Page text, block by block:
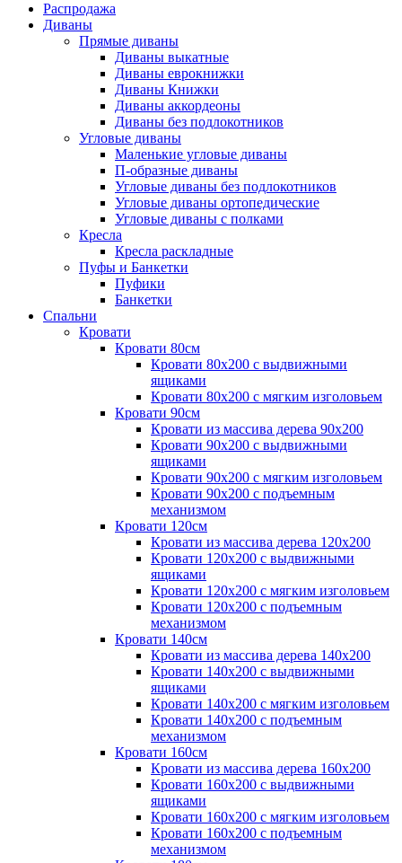
Распродажа
Диваны
Прямые диваны
Диваны выкатные
Диваны еврокнижки
Диваны Книжки
Диваны аккордеоны
Диваны без подлокотников
Угловые диваны
Маленькие угловые диваны
П-образные диваны
Угловые диваны без подлокотников
Угловые диваны ортопедические
Угловые диваны с полками
Кресла
Кресла раскладные
Пуфы и Банкетки
Пуфики
Банкетки
Спальни
Кровати
Кровати 80см
Кровати 80х200 с выдвижными
ящиками
Кровати 80х200 с мягким изголовьем
Кровати 90см
Кровати из массива дерева 90х200
Кровати 90х200 с выдвижными
ящиками
Кровати 90х200 с мягким изголовьем
Кровати 90х200 с подъемным
механизмом
Кровати 120см
Кровати из массива дерева 120х200
Кровати 120х200 с выдвижными
ящиками
Кровати 120х200 с мягким изголовьем
Кровати 120х200 с подъемным
механизмом
Кровати 140см
Кровати из массива дерева 140х200
Кровати 140х200 с выдвижными
ящиками
Кровати 140х200 с мягким изголовьем
Кровати 140х200 с подъемным
механизмом
Кровати 160см
Кровати из массива дерева 160х200
Кровати 160х200 с выдвижными
ящиками
Кровати 160х200 с мягким изголовьем
Кровати 160х200 с подъемным
механизмом